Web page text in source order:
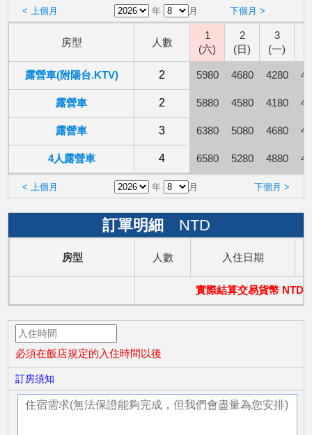
< 上個月 年 月 下個月 >
房型 人數
1
(六)
2
(日)
3
(一)
露營車(附陽台.KTV) 2 5980 4680 4280
露營車 2 5880 4580 4180
露營車 3 6380 5080 4680
4人露營車 4 6580 5280 4880
< 上個月 年 月 下個月 >
訂單明細 NTD
房型 人數 入住日期
實際結算交易貨幣 NTD
必須在飯店規定的入住時間以後
訂房須知